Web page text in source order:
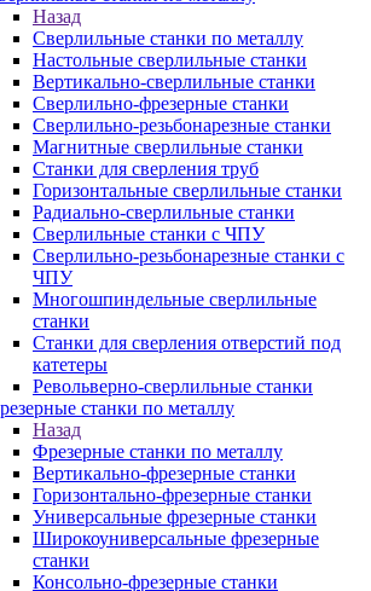
Назад
Сверлильные станки по металлу
Настольные сверлильные станки
Вертикально-сверлильные станки
Сверлильно-фрезерные станки
Сверлильно-резьбонарезные станки
Магнитные сверлильные станки
Станки для сверления труб
Горизонтальные сверлильные станки
Радиально-сверлильные станки
Сверлильные станки с ЧПУ
Сверлильно-резьбонарезные станки с
ЧПУ
Многошпиндельные сверлильные
станки
Станки для сверления отверстий под
катетеры
Револьверно-сверлильные станки
станки по металлу
Назад
Фрезерные станки по металлу
Вертикально-фрезерные станки
Горизонтально-фрезерные станки
Универсальные фрезерные станки
Широкоуниверсальные фрезерные
станки
Консольно-фрезерные станки